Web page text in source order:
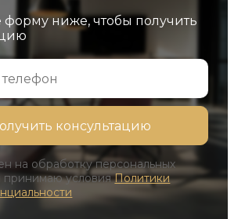
форму ниже, чтобы получить
на обработку персональных
принимаю условияПолитики